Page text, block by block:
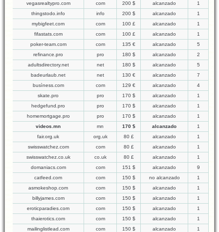
vegasrealtypro.com
com 200 $ alcanzado
1
thingstodo.info
info 200 $ alcanzado
1
mybigfeet.com
com 100 £ alcanzado
1
fifastats.com
com 100 £ alcanzado
1
poker-team.com
com 135 € alcanzado
5
refinance.pro
pro 180 $ alcanzado
2
adultsdirectory.net
net 180 $ alcanzado
5
badeurlaub.net
net 130 € alcanzado
7
busìness.com
com 129 € alcanzado
4
skate.pro
pro 170 $ alcanzado
1
hedgefund.pro
pro 170 $ alcanzado
1
homemortgage.pro
pro 170 $ alcanzado
1
videos.mn
mn 170 $ alcanzado
1
fair.org.uk
org.uk 80 £ alcanzado
1
swisswatchez.com
com 80 £ alcanzado
1
swisswatchez.co.uk
co.uk 80 £ alcanzado
1
domaniacs.com
com 151 $ alcanzado
9
catfeed.com
com 150 $ no alcanzado
1
asmokeshop.com
com 150 $ alcanzado
1
billyjames.com
com 150 $ alcanzado
1
eroticparadies.com
com 150 $ alcanzado
1
thaierotics.com
com 150 $ alcanzado
1
mailinglistlead.com
com 150 $ alcanzado
1